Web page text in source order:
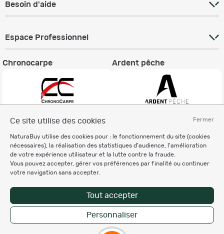
Fermer
Ce site utilise des cookies
NaturaBuy utilise des cookies pour : le fonctionnement du site (cookies
nécessaires), la réalisation des statistiques d'audience, l'amélioration
de votre expérience utilisateur et la lutte contre la fraude.
Vous pouvez accepter, gérer vos préférences par finalité ou continuer
votre navigation sans accepter.
Tout accepter
Personnaliser
Besoin d'aide
Espace Professionnel
Chronocarpe Ardent pêche
Charte éthique
Mentions légales
Règlement & Conditions d'utilisation
Politique de protection
des données personnelles
Personnalisation des cookies
Copyright © 2007-2026 NaturaBuy. Tous droits réservés. N°CNIL: 1239459.
Les marques commerciales mentionnées appartiennent à leurs propriétaires